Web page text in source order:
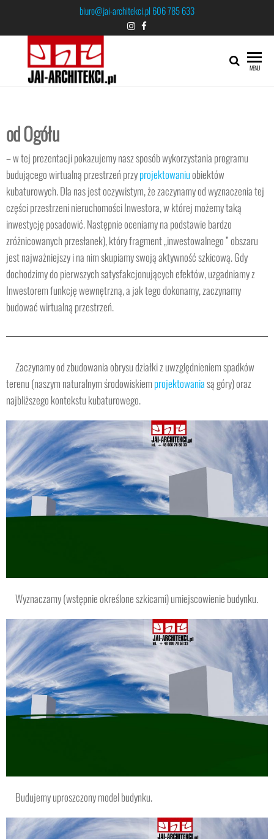
biuro@jai-architekci.pl 606 785 633
ARCHITEKCI
MENU
od Ogółu
– w tej prezentacji pokazujemy nasz sposób wykorzystania programu
budującego wirtualną przestrzeń przyprojektowaniuobiektów
kubaturowych. Dla nas jest oczywistym, że zaczynamy od wyznaczenia tej
części przestrzeni nieruchomości Inwestora, w której możemy taką
inwestycję posadowić. Następnie oceniamy na podstawie bardzo
zróżnicowanych przesłanek), który fragment „inwestowalnego ” obszaru
jest najważniejszy i na nim skupiamy swoją aktywność szkicową. Gdy
dochodzimy do pierwszych satysfakcjonujących efektów, uzgadniamy z
Inwestorem funkcję wewnętrzną, a jak tego dokonamy, zaczynamy
budować wirtualną przestrzeń.
Zaczynamy od zbudowania obrysu działki z uwzględnieniem spadków
terenu (naszym naturalnym środowiskiem projektowaniasą góry) oraz
najbliższego kontekstu kubaturowego.
Wyznaczamy (wstępnie określone szkicami) umiejscowienie budynku.
Budujemy uproszczony model budynku.